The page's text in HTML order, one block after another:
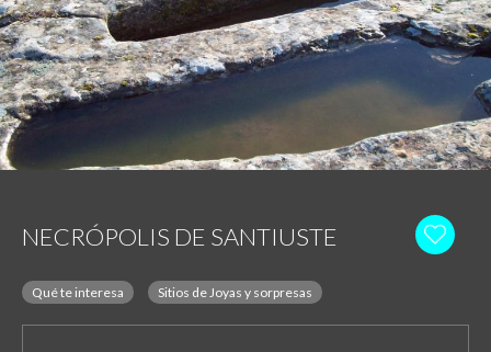
NECRÓPOLIS DE SANTIUSTE
Qué te interesa Sitios de Joyas y sorpresas